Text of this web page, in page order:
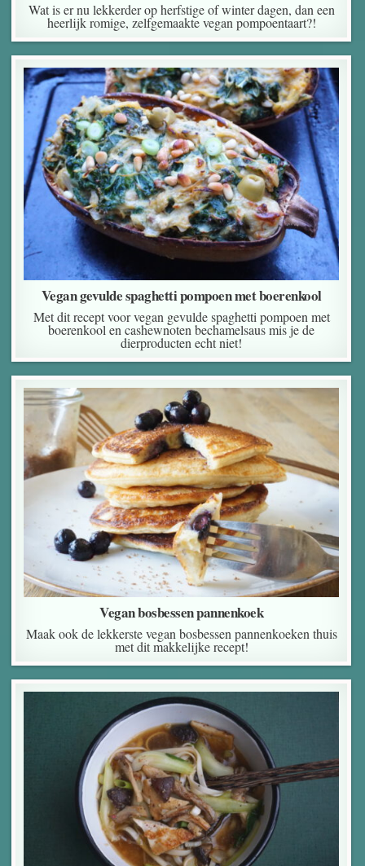
Wat is er nu lekkerder op herfstige of winter dagen, dan een
heerlijk romige, zelfgemaakte vegan pompoentaart?!
Vegan gevulde spaghetti pompoen met boerenkool
Met dit recept voor vegan gevulde spaghetti pompoen met
boerenkool en cashewnoten bechamelsaus mis je de
dierproducten echt niet!
Vegan bosbessen pannenkoek
Maak ook de lekkerste vegan bosbessen pannenkoeken thuis
met dit makkelijke recept!